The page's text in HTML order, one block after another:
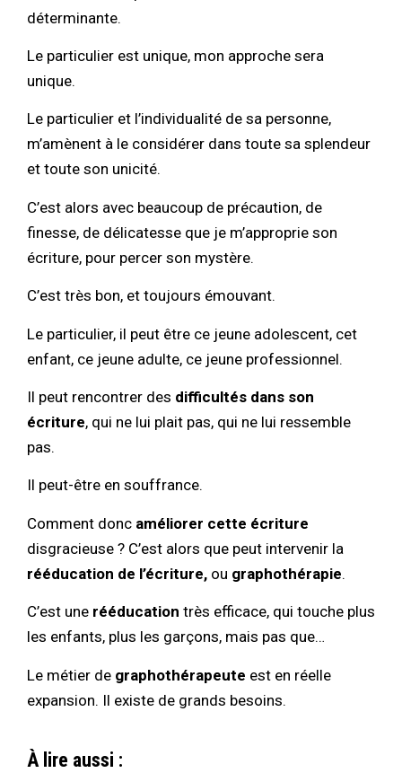
déterminante.
Le particulier est unique, mon approche sera
unique.
Le particulier et l’individualité de sa personne,
m’amènent à le considérer dans toute sa splendeur
et toute son unicité.
C’est alors avec beaucoup de précaution, de
finesse, de délicatesse que je m’approprie son
écriture, pour percer son mystère.
C’est très bon, et toujours émouvant.
Le particulier, il peut être ce jeune adolescent, cet
enfant, ce jeune adulte, ce jeune professionnel.
Il peut rencontrer des difficultés dans son
écriture, qui ne lui plait pas, qui ne lui ressemble
pas.
Il peut-être en souffrance.
Comment donc améliorer cette écriture
disgracieuse ? C’est alors que peut intervenir la
rééducation de l’écriture, ou graphothérapie.
C’est une rééducation très efficace, qui touche plus
les enfants, plus les garçons, mais pas que…
Le métier de graphothérapeute est en réelle
expansion. Il existe de grands besoins.
À lire aussi :